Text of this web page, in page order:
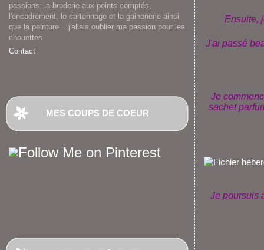
passions: la broderie aux points comptés,
l'encadrement, le cartonnage et la gainenerie ainsi
que la peinture ...j'allais oublier ma passion pour les
chouettes
Contact
MES COUPS DE COEUR
Ensuite,
J'ai passé
Je
sachet
Je poursuis